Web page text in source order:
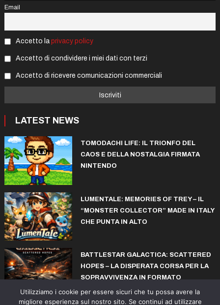
Email
Accetto la privacy policy
Accetto di condividere i miei dati con terzi
Accetto di ricevere comunicazioni commerciali
LATEST NEWS
TOMODACHI LIFE: IL TRIONFO DEL
CAOS E DELLA NOSTALGIA FIRMATA
NINTENDO
LUMENTALE: MEMORIES OF TREY – IL
“MONSTER COLLECTOR” MADE IN ITALY
CHE PUNTA IN ALTO
BATTLESTAR GALACTICA: SCATTERED
HOPES – LA DISPERATA CORSA PER LA
SOPRAVVIVENZA IN FORMATO
ROGUELITE
Utilizziamo i cookie per essere sicuri che tu possa avere la
migliore esperienza sul nostro sito. Se continui ad utilizzare